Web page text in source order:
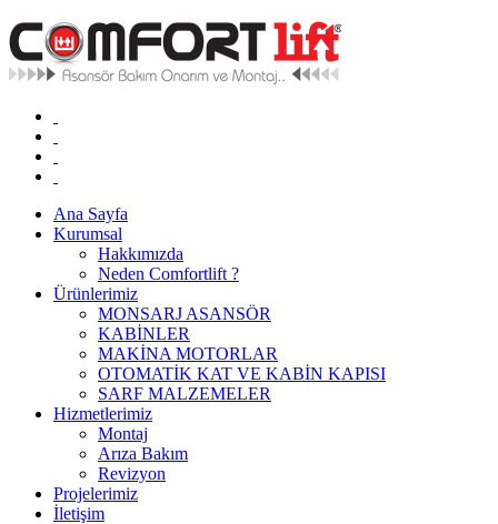
Ana Sayfa
Kurumsal
Hakkımızda
Neden Comfortlift ?
Ürünlerimiz
MONSARJ ASANSÖR
KABİNLER
MAKİNA MOTORLAR
OTOMATİK KAT VE KABİN KAPISI
SARF MALZEMELER
Hizmetlerimiz
Montaj
Arıza Bakım
Revizyon
Projelerimiz
İletişim